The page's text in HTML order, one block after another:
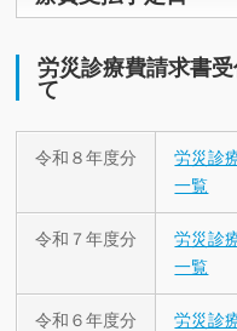
労災診療費請求書
て
令和８年度分
労災診
一覧
令和７年度分
労災診
一覧
令和６年度分
労災診